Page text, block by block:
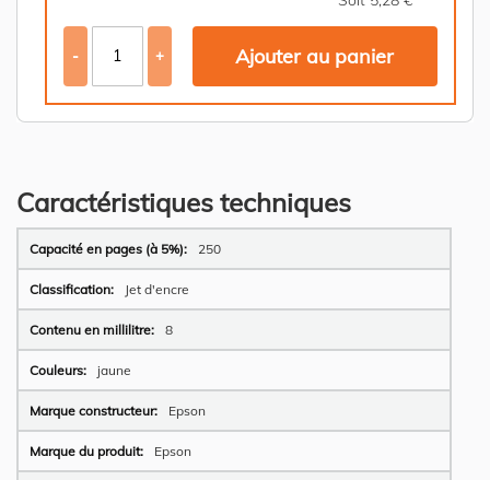
- + Ajouter au panier
Caractéristiques techniques
Plus
d’information
250
Jet d'encre
8
jaune
Epson
Epson